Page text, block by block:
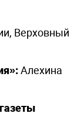
Верховный
Алехина